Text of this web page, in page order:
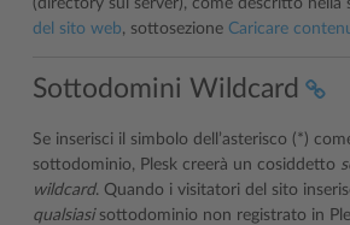
(directory sul server), come descritto nella
del sito web, sottosezione Caricare
Sottodomini Wildcard
Se inserisci il simbolo dell’asterisco (*)
sottodominio, Plesk creerà un cosiddetto
wildcard. Quando i visitatori del sito
qualsiasisottodominio non registrato in